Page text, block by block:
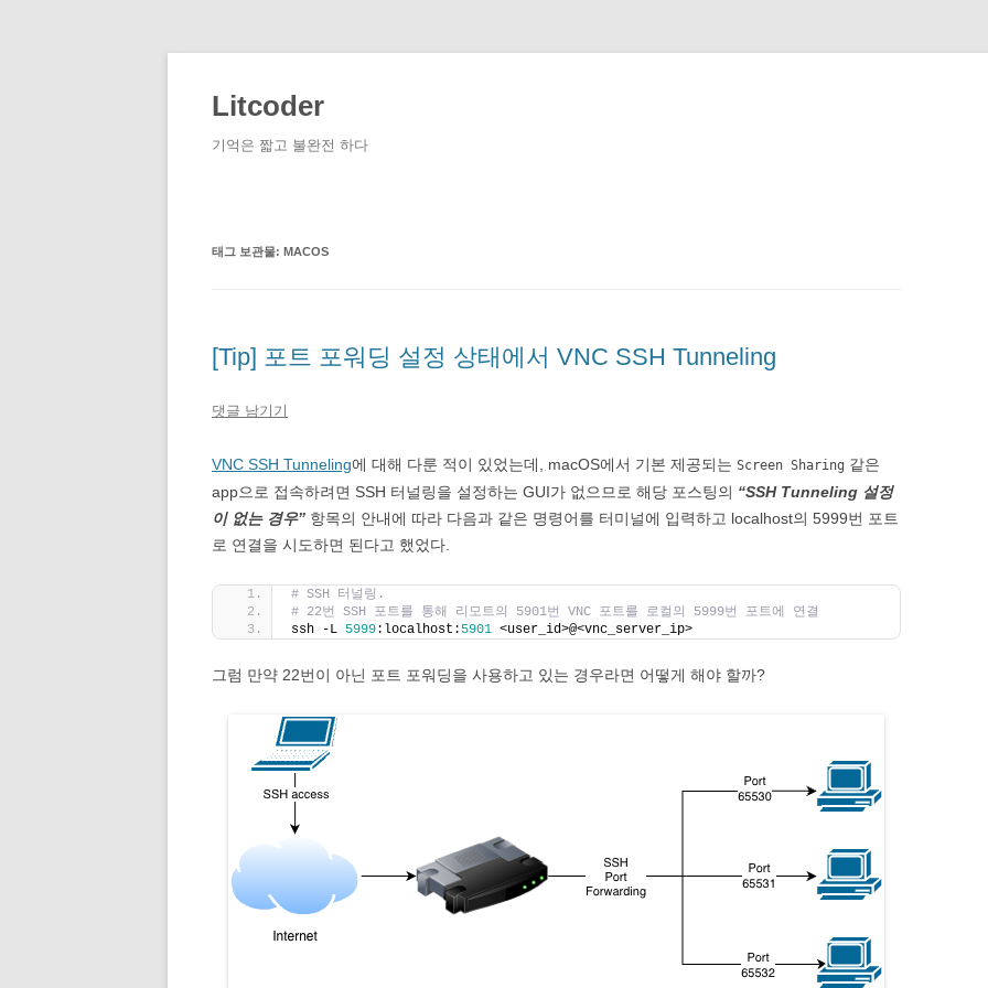
건
너
뛰
Litcoder
기억은 짧고 불완전 하다
태그 보관물: MACOS
[Tip] 포트 포워딩 설정 상태에서 VNC SSH Tunneling
댓글 남기기
VNC SSH Tunneling에 대해 다룬 적이 있었는데, macOS에서 기본 제공되는 Screen Sharing 같은
app으로 접속하려면 SSH 터널링을 설정하는 GUI가 없으므로 해당 포스팅의 “SSH Tunneling 설정
이 없는 경우” 항목의 안내에 따라 다음과 같은 명령어를 터미널에 입력하고 localhost의 5999번 포트
로 연결을 시도하면 된다고 했었다.
# SSH 터널링.
# 22번 SSH 포트를 통해 리모트의 5901번 VNC 포트를 로컬의 5999번 포트에 연결
ssh -L 5999:localhost: 5901 <user_id>@<vnc_server_ip>
그럼 만약 22번이 아닌 포트 포워딩을 사용하고 있는 경우라면 어떻게 해야 할까?